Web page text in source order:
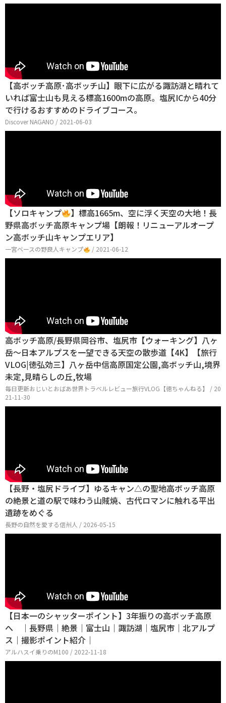
【高ボッチ高原･高ボッチ山】眼下に広がる諏訪湖と晴れて
いれば富士山も見える標高1600mの高原。塩尻ICから40分
で行けるおすすめのドライブコース。
Discover NAGANO / 2021-06-03
【ソロキャンプ
】標高1665m、空に浮く天空の大地！長
野県高ボッチ高原キャンプ場【朗報！リニューアルオープ
ン高ボッチ山キャンプエリア】
一宮ベースの野良人キャンプ / 2021-06-12
高ボッチ高原/長野県岡谷市、塩尻市【ウォーキング】八ヶ
岳〜日本アルプスを一望できる天空の散歩道【4K】【旅行
VLOG|徳弘効三】八ヶ岳中信高原国定公園,高ボッチ山,境界
未定,見晴らしの丘,牧場
毎日更新おじいとおばあ世界トラベルレビュー旅行VLOG【徳ちゃんねる】 / 20
21-11-30
【長野・塩尻ドライブ】ゆるキャン△の聖地高ボッチ高原
の絶景と道の駅で味わう山賊焼、古代ロマンに触れる平出
遺跡をめぐる
長野の自然を愛する信州人 / 2026-05-15
【日本一のシャッターポイント】3年振りの高ボッチ高原
へ ｜長野県｜絶景｜富士山｜諏訪湖｜塩尻市｜北アルプ
ス｜撮影ポイント紹介｜
アルハスイ乗りのM100 / 2022-11-18